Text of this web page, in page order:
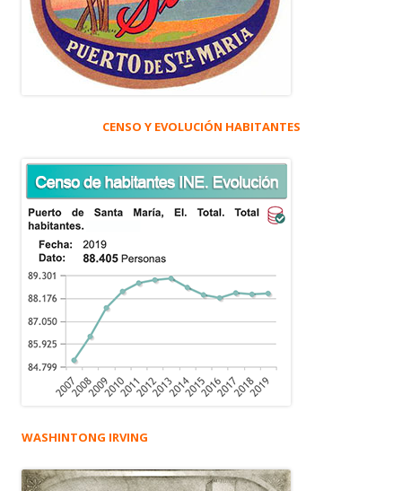
CENSO Y EVOLUCIÓN HABITANTES
WASHINTONG IRVING